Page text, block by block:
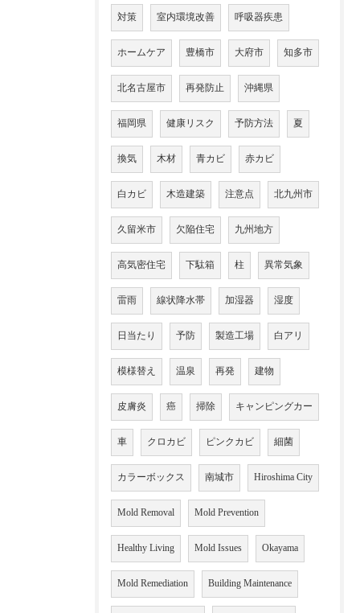
対策 室内環境改善 呼吸器疾患
ホームケア 豊橋市 大府市 知多市
北名古屋市 再発防止 沖縄県
福岡県 健康リスク 予防方法 夏
換気 木材 青カビ 赤カビ
白カビ 木造建築 注意点 北九州市
久留米市 欠陥住宅 九州地方
高気密住宅 下駄箱 柱 異常気象
雷雨 線状降水帯 加湿器 湿度
日当たり 予防 製造工場 白アリ
模様替え 温泉 再発 建物
皮膚炎 癌 掃除 キャンピングカー
車 クロカビ ピンクカビ 細菌
カラーボックス 南城市 Hiroshima City
Mold Removal Mold Prevention
Healthy Living Mold Issues Okayama
Mold Remediation Building Maintenance